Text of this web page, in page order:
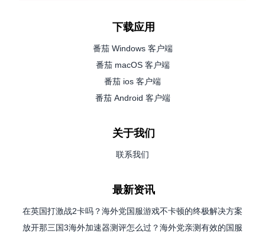
下载应用
番茄 Windows 客户端
番茄 macOS 客户端
番茄 ios 客户端
番茄 Android 客户端
关于我们
联系我们
最新资讯
在英国打激战2卡吗？海外党国服游戏不卡顿的终极解决方案
放开那三国3海外加速器测评怎么过？海外党亲测有效的国服